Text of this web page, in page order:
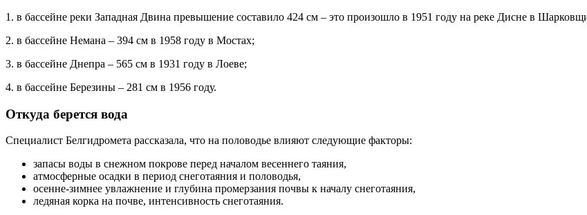
1. в бассейне реки Западная Двина превышение составило 424 см – это произошло в 1951 году на реке Дисне в
2. в бассейне Немана – 394 см в 1958 году в Мостах;
3. в бассейне Днепра – 565 см в 1931 году в Лоеве;
4. в бассейне Березины – 281 см в 1956 году.
Откуда берется вода
Специалист Белгидромета рассказала, что на половодье влияют следующие факторы:
запасы воды в снежном покрове перед началом весеннего таяния,
атмосферные осадки в период снеготаяния и половодья,
осенне-зимнее увлажнение и глубина промерзания почвы к началу снеготаяния,
ледяная корка на почве, интенсивность снеготаяния.